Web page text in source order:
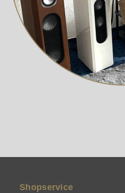
Shopservice